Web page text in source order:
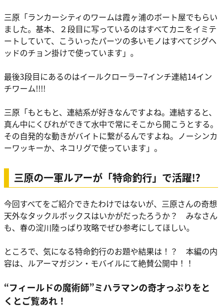
三原 「ランカーシティのワームは霞ヶ浦のボート屋でもらい
ました。基本、２段目に写っているのはすべてカニをイミテ
ートしていて、こういったパーツの多いモノはすべてジグヘ
ッドのチョン掛けで使っています」。
最後3段目にあるのはイールクローラー7インチ連結14イン
チワーム!!!!
三原 「もともと、連結系が好きなんですよね。連結すると、
真ん中にくびれができて水中で常にそこから開こうとする。
その自発的な動きがバイトに繋がるんですよね。ノーシンカ
ーワッキーか、ネコリグで使っています」。
三原の一軍ルアーが「特命釣行」で活躍!?
今回すべてをご紹介できたわけではないが、三原さんの奇想
天外なタックルボックスはいかがだったろうか？ みなさん
も、春の淀川陸っぱり攻略でぜひ参考にしてほしい。
ところで、気になる特命釣行のお題や結果は！？ 本編の内
容は、ルアーマガジン・モバイルにて絶賛公開中！！
“フィールドの魔術師”ミハラマンの奇才っぷりをと
くとご覧あれ！